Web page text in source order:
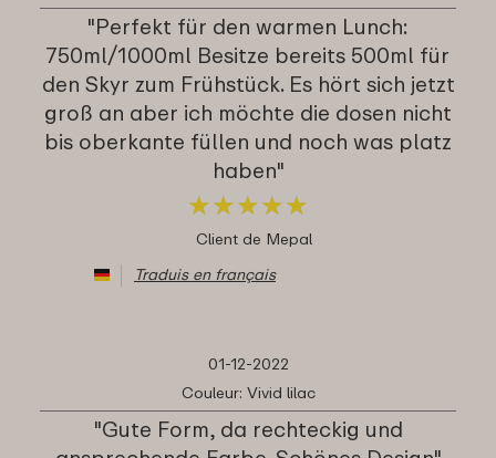
"Perfekt für den warmen Lunch:
750ml/1000ml Besitze bereits 500ml für
den Skyr zum Frühstück. Es hört sich jetzt
groß an aber ich möchte die dosen nicht
bis oberkante füllen und noch was platz
haben"
★★★★★
★★★★★
Client de Mepal
Traduis en français
01-12-2022
Couleur: Vivid lilac
"Gute Form, da rechteckig und